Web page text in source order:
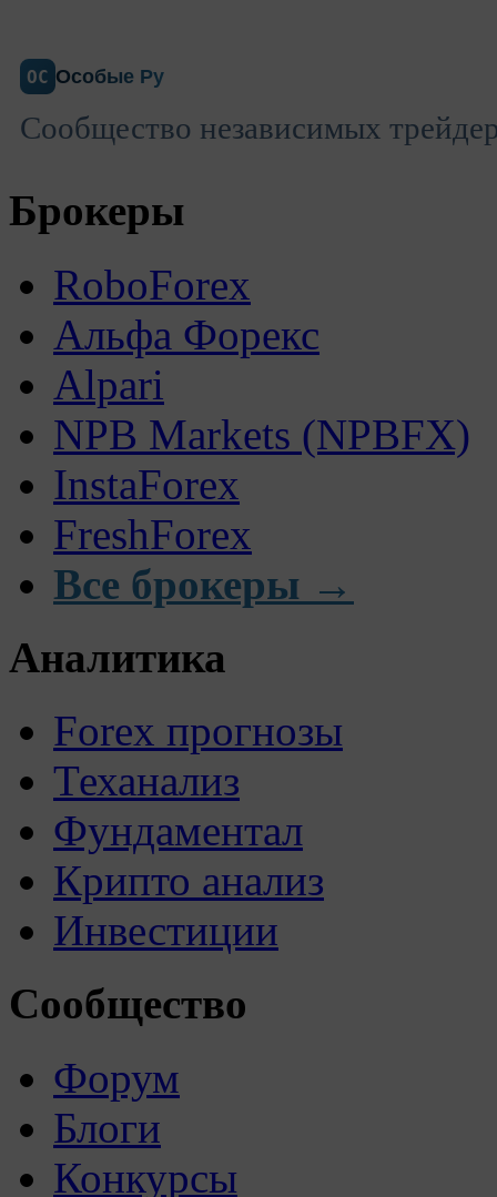
ОС Особые Ру
Сообщество независимых
Брокеры
RoboForex
Альфа Форекс
Alpari
NPB Markets (NPBFX)
InstaForex
FreshForex
Все брокеры →
Аналитика
Forex прогнозы
Теханализ
Фундаментал
Крипто анализ
Инвестиции
Сообщество
Форум
Блоги
Конкурсы